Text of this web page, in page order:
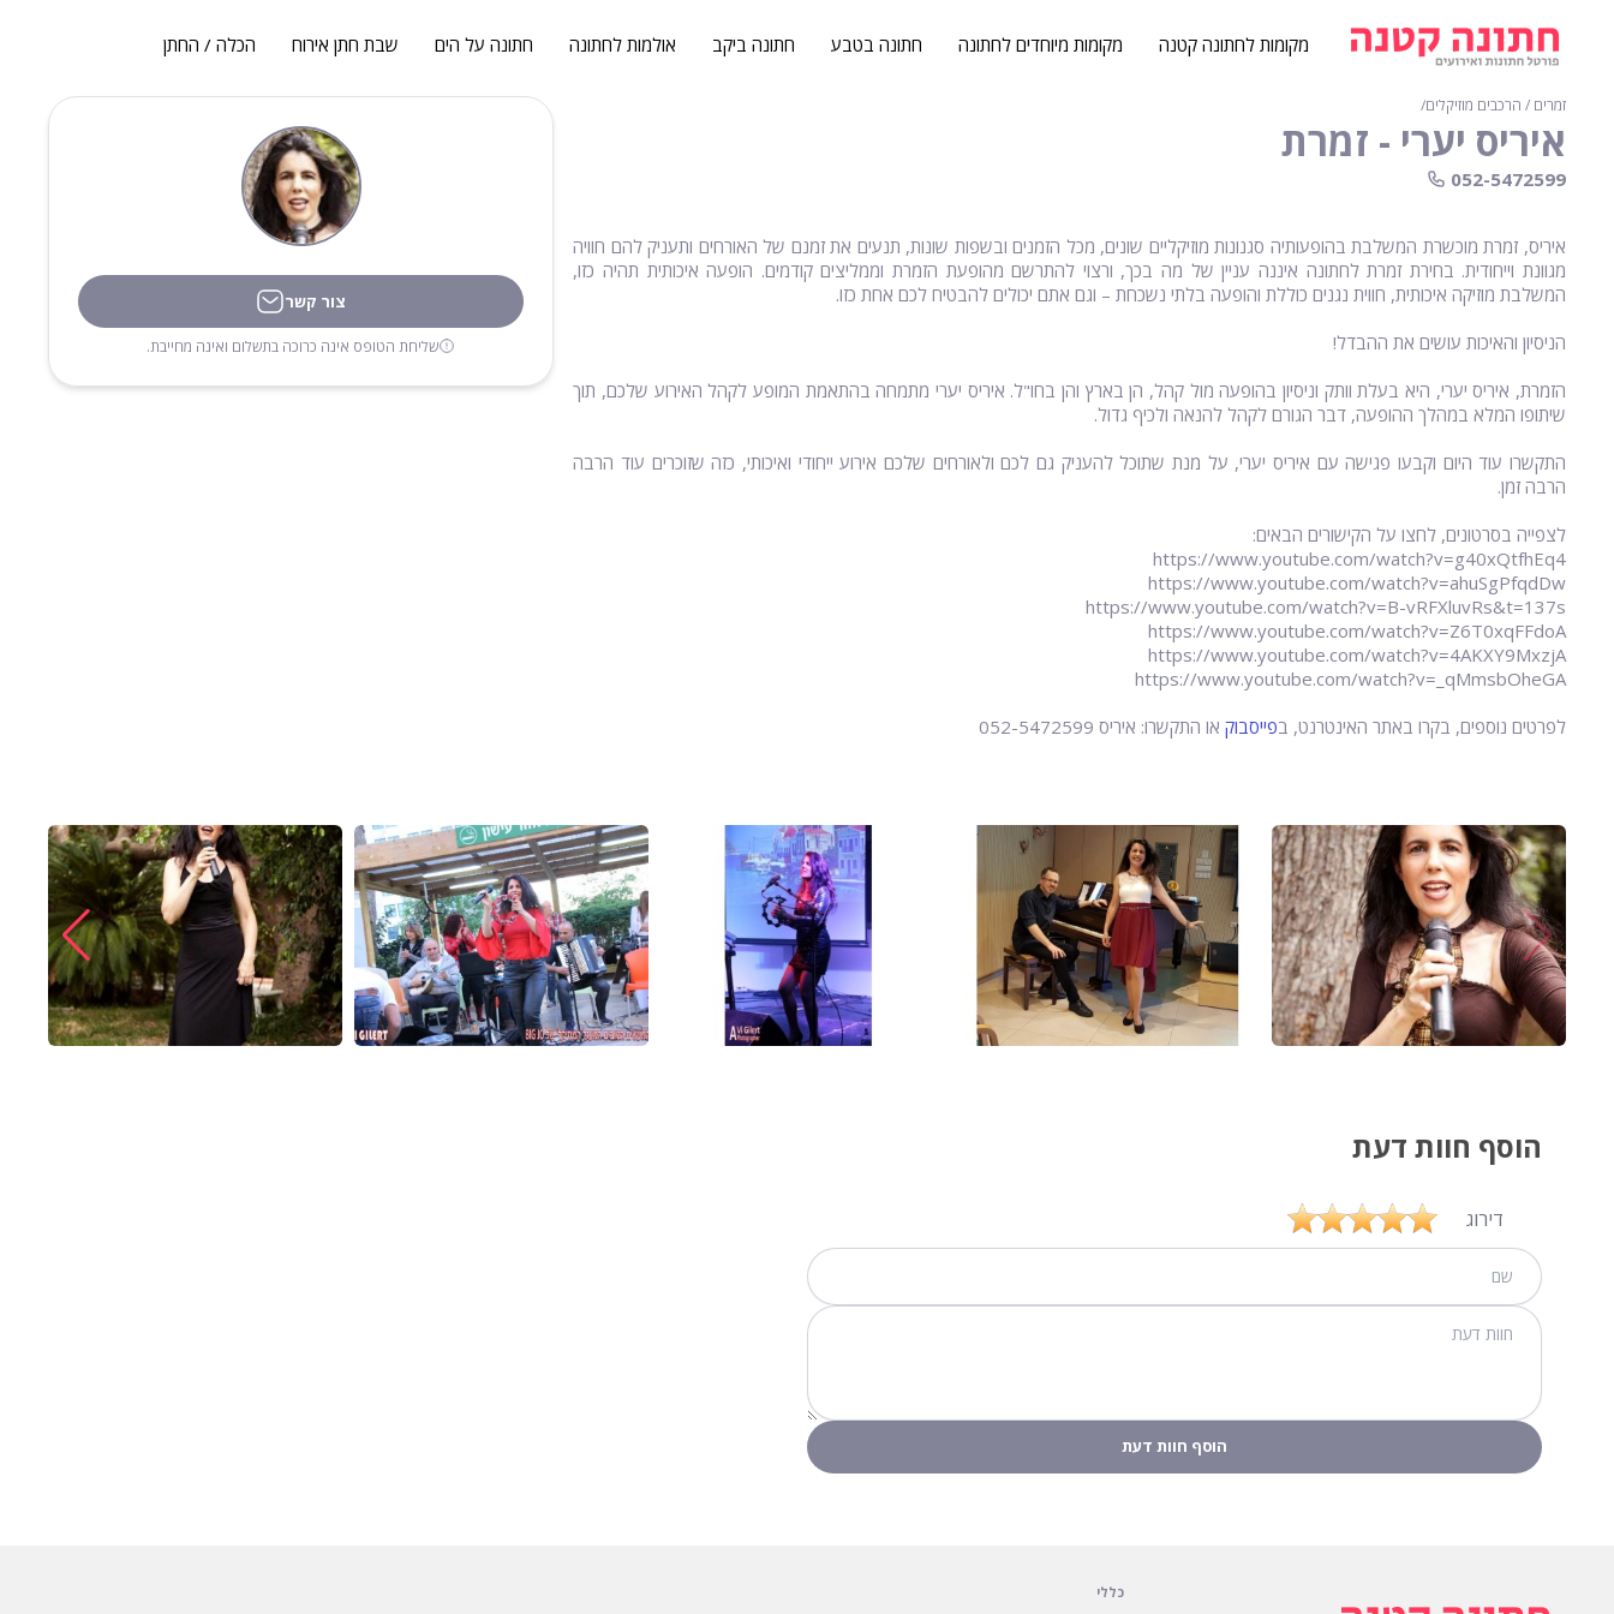
מקומות לחתונה קטנה מקומות מיוחדים לחתונה חתונה בטבע חתונה ביקב אולמות לחתונה חתונה על הים שבת חתן אירוח הכלה / החתן
צור קשר
שליחת הטופס אינה כרוכה בתשלום ואינה מחייבת.
זמרים / הרכבים מוזיקלים∕
איריס יערי - זמרת
052-5472599
איריס, זמרת מוכשרת המשלבת בהופעותיה סגנונות מוזיקליים שונים, מכל הזמנים ובשפות שונות, תנעים את זמנם של האורחים ותעניק להם חוויה
מגוונת וייחודית. בחירת זמרת לחתונה איננה עניין של מה בכך, ורצוי להתרשם מהופעת הזמרת וממליצים קודמים. הופעה איכותית תהיה כזו,
המשלבת מוזיקה איכותית, חווית נגנים כוללת והופעה בלתי נשכחת – וגם אתם יכולים להבטיח לכם אחת כזו.
הניסיון והאיכות עושים את ההבדל!
הזמרת, איריס יערי, היא בעלת וותק וניסיון בהופעה מול קהל, הן בארץ והן בחו"ל. איריס יערי מתמחה בהתאמת המופע לקהל האירוע שלכם, תוך
שיתופו המלא במהלך ההופעה, דבר הגורם לקהל להנאה ולכיף גדול.
התקשרו עוד היום וקבעו פגישה עם איריס יערי, על מנת שתוכל להעניק גם לכם ולאורחים שלכם אירוע ייחודי ואיכותי, כזה שזוכרים עוד הרבה
הרבה זמן.
לצפייה בסרטונים, לחצו על הקישורים הבאים:
https://www.youtube.com/watch?v=g40xQtfhEq4
https://www.youtube.com/watch?v=ahuSgPfqdDw
https://www.youtube.com/watch?v=B-vRFXluvRs&t=137s
https://www.youtube.com/watch?v=Z6T0xqFFdoA
https://www.youtube.com/watch?v=4AKXY9MxzjA
https://www.youtube.com/watch?v=_qMmsbOheGA
לפרטים נוספים, בקרו באתר האינטרנט, בפייסבוק או התקשרו: איריס 052-5472599
הוסף חוות דעת
דירוג
כללי